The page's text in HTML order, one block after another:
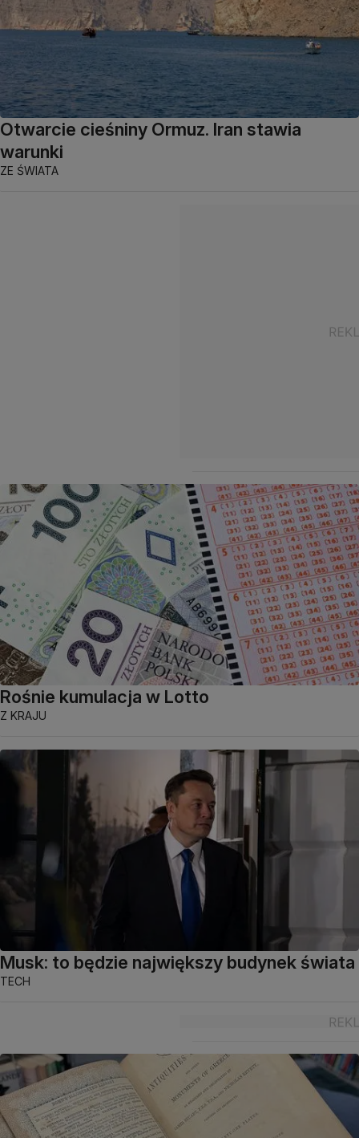
Otwarcie cieśniny Ormuz. Iran stawia
warunki
ZE ŚWIATA
Rośnie kumulacja w Lotto
Z KRAJU
Musk: to będzie największy budynek świata
TECH